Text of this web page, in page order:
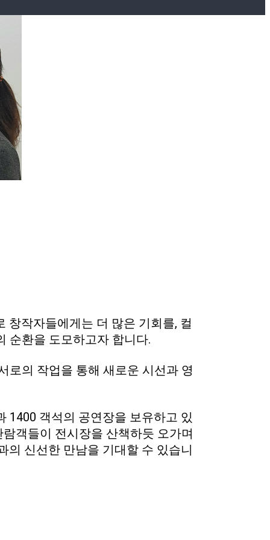
창작자들에게는 더 많은 기회를, 컬
순환을 도모하고자 합니다.
로의 작업을 통해 새로운 시선과 영
1400 객석의 공연장을 보유하고 있
객들이 전시장을 산책하듯 오가며
의 신선한 만남을 기대할 수 있습니